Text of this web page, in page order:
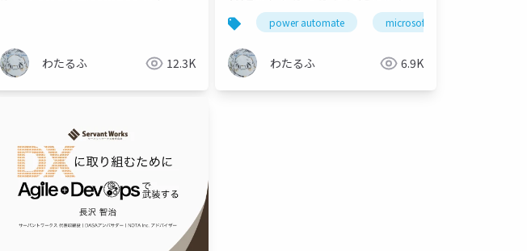
わたるふ 12.3K
ョンを実行する
power automate microsoft teams
わたるふ 6.9K